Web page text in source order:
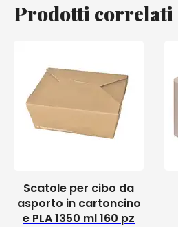
Prodotti correlati
Scatole per cibo da
asporto in cartoncino
e PLA 1350 ml 160 pz